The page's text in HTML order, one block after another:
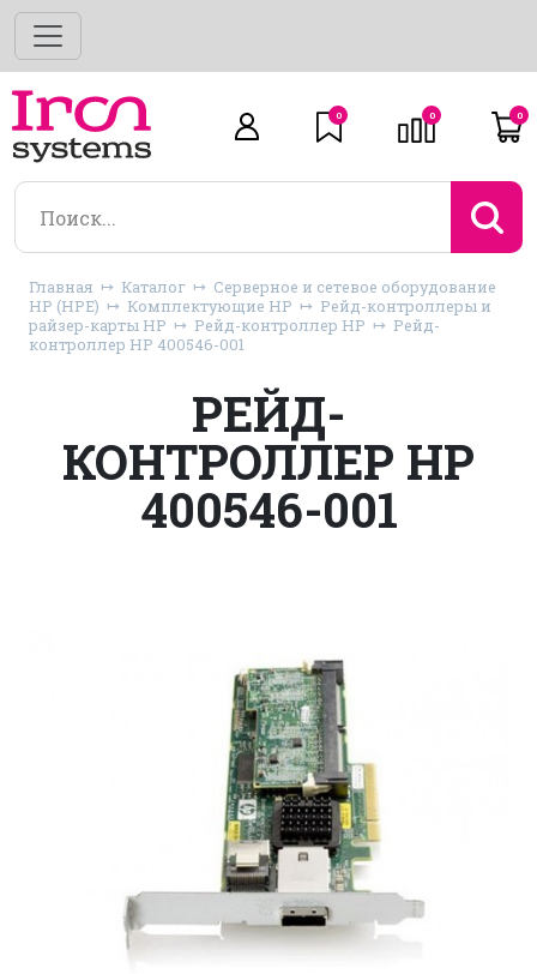
0 0 0
Главная Каталог
Серверное и сетевое оборудование
HP (HPE)
Комплектующие HP
Рейд-контроллеры и
райзер-карты HP
Рейд-контроллер HP
Рейд-
контроллер HP 400546-001
РЕЙД-
КОНТРОЛЛЕР HP
400546-001